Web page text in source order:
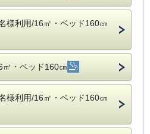
様利用/16㎡・ベッド160㎝
・ベッド160㎝
様利用/16㎡・ベッド160㎝